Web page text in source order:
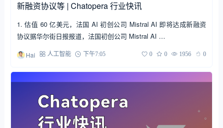
新融资协议等 | Chatopera 行业快讯
1. 估值 60 亿美元，法国 AI 初创公司 Mistral AI 即将达成新融资
协议据华尔街日报报道，法国初创公司 Mistral AI …
Hai 人工智能 下午7:05 0 0 1956 0